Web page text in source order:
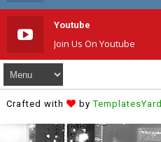
Youtube
Join Us On Youtube
Crafted with byTemplatesYard